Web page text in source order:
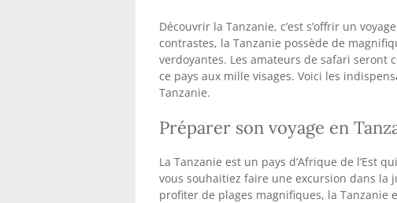
Découvrir la Tanzanie, c’est s’offrir un
contrastes, la Tanzanie possède de
verdoyantes. Les amateurs de safari seront
ce pays aux mille visages. Voici les
Tanzanie.
Préparer son voyage en
La Tanzanie est un pays d’Afrique de l’Est
vous souhaitiez faire une excursion dans
profiter de plages magnifiques, la Tanzanie